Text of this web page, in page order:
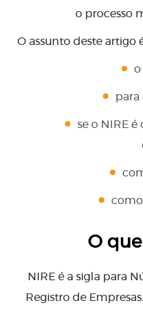
o processo
O assunto deste artigo
o
para
se o NIRE
como
O
NIRE é a sigla para
Registro de